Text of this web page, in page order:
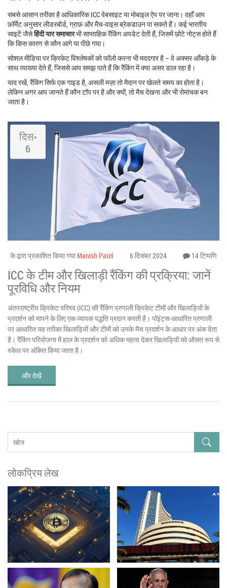
सबसे आसान तरीका है आधिकारिक ICC वेबसाइट या मोबाइल ऐप पर जाना। वहाँ आप
फ़ॉर्मेट अनुसार लीडरबोर्ड, ग्राफ़ और मैच‑वाइस ब्रेकडाउन पा सकते हैं। कई भारतीय
साइटें जैसेहिंदी यार समाचारभी साप्ताहिक रैंकिंग अपडेट देती हैं, जिसमें छोटे नोट्स होते हैं
कि किस कारण से कौन आगे या पीछे गया।
सोशल मीडिया पर क्रिकेट विश्लेषकों को फॉलो करना भी मददगार है – वे अक्सर आँकड़े के
साथ व्याख्या देते हैं, जिससे आप समझ पाते हैं कि रैंकिंग में क्या असर डाल रहा है।
याद रखें, रैंकिंग सिर्फ एक गाइड है, असली मज़ा तो मैदान पर खेलते समय का होता है।
लेकिन अगर आप जानते हैं कौन टॉप पर है और क्यों, तो मैच देखना और भी रोमांचक बन
जाता है।
दिस॰
6
के द्वारा प्रकाशित किया गया Manish Patel 6 दिसंबर 2024 14 टिप्पणि
ICC के टीम और खिलाड़ी रैंकिंग की प्रक्रिया: जानें
पूरविधि और नियम
अंतरराष्ट्रीय क्रिकेट परिषद (ICC) की रैंकिंग प्रणाली क्रिकेट टीमों और खिलाड़ियों के
प्रदर्शन को मापने के लिए एक व्यापक पद्धति प्रदान करती है। पॉइंट्स-आधारित प्रणाली
पर आधारित यह तरीका खिलाड़ियों और टीमों को उनके मैच प्रदर्शन के आधार पर अंक देता
है। रैंकिंग परियोजना में हाल के प्रदर्शन को अधिक महत्व देकर खिलाड़ियों को औसत रूप से
स्केल पर अंकित किया जाता है।
और देखें
लोकप्रिय लेख